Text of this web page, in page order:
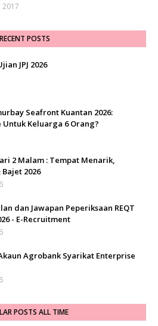
2017
RECENT POSTS
JPJ 2026
Seafront Kuantan 2026:
Untuk Keluarga 6 Orang?
2 Malam : Tempat Menarik,
2026
dan Jawapan Peperiksaan REQT
- E-Recruitment
Agrobank Syarikat Enterprise
POSTS ALL TIME